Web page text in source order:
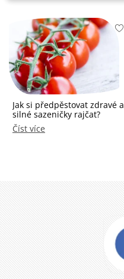
Jak si předpěstovat zdravé a
silné sazeničky rajčat?
Číst více